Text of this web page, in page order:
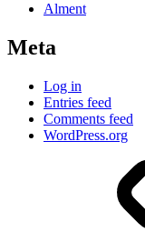
Alment
Meta
Log in
Entries feed
Comments feed
WordPress.org